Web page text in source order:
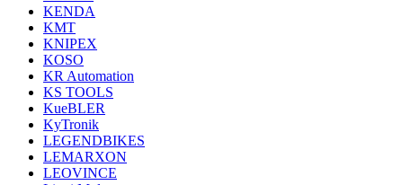
KENDA
KMT
KNIPEX
KOSO
KR Automation
KS TOOLS
KueBLER
KyTronik
LEGENDBIKES
LEMARXON
LEOVINCE